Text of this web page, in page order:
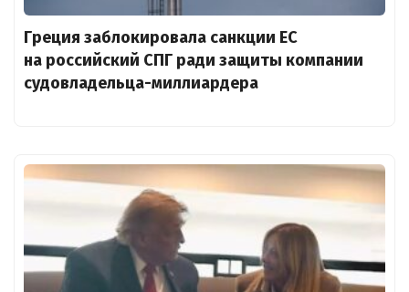
Греция заблокировала санкции ЕС
на российский СПГ ради защиты компании
судовладельца-миллиардера